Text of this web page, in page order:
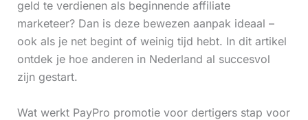
geld te verdienen als beginnende affiliate
marketeer? Dan is deze bewezen aanpak ideaal –
ook als je net begint of weinig tijd hebt. In dit artikel
ontdek je hoe anderen in Nederland al succesvol
zijn gestart.
Wat werkt PayPro promotie voor dertigers stap voor